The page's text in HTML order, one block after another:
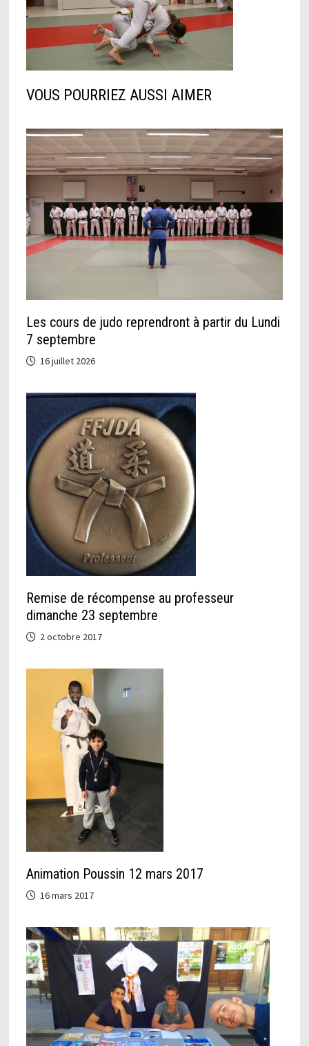
VOUS POURRIEZ AUSSI AIMER
Les cours de judo reprendront à partir du Lundi
7 septembre
16 juillet 2026
Remise de récompense au professeur
dimanche 23 septembre
2 octobre 2017
Animation Poussin 12 mars 2017
16 mars 2017